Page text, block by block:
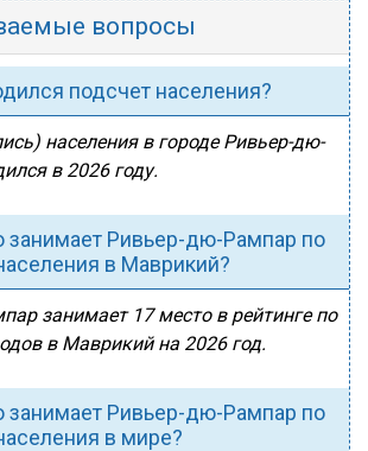
вопросы
подсчет населения?
населения в городе Ривьер-дю-
в 2026 году.
занимает Ривьер-дю-Рампар по
в Маврикий?
занимает 17 место в рейтинге по
в Маврикий на 2026 год.
занимает Ривьер-дю-Рампар по
в мире?